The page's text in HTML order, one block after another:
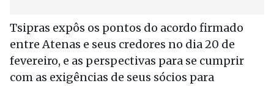
Tsipras expôs os pontos do acordo firmado
entre Atenas e seus credores no dia 20 de
fevereiro, e as perspectivas para se cumprir
com as exigências de seus sócios para